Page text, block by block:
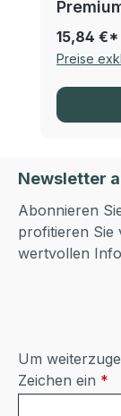
15,84 €*
Preise
Newsletter
Abonnieren
profitieren Sie
wertvollen
Um
Zeichen ein *